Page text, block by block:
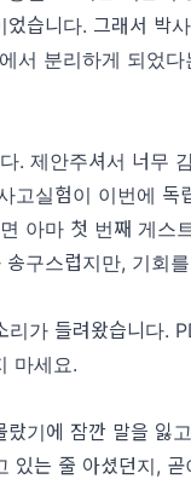
습니다. 그래서 박
서 분리하게 되었
. 제안주셔서 너무
고실험이 이번에 독
아마 첫 번째 게스
구스럽지만, 기회
리가 들려왔습니다.
마세요.
기에 잠깐 말을 잃
있는 줄 아셨던지,